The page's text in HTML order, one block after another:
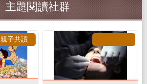
主題閱讀社群
親子共讀